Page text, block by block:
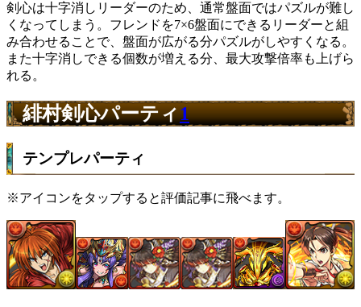
剣心は十字消しリーダーのため、通常盤面ではパズルが難し
くなってしまう。フレンドを7×6盤面にできるリーダーと組
み合わせることで、盤面が広がる分パズルがしやすくなる。
また十字消しできる個数が増える分、最大攻撃倍率も上げら
れる。
緋村剣心パーティ1
テンプレパーティ
※アイコンをタップすると評価記事に飛べます。